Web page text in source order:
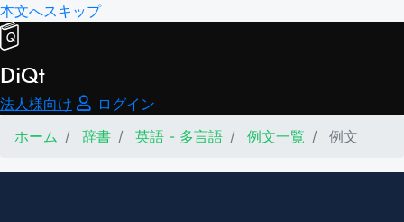
本文へスキップ
DiQt
法人様向け
ログイン
ホーム
辞書 英語 - 多言語 例文一覧 例文